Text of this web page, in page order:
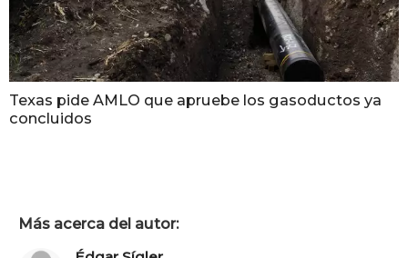
Texas pide AMLO que apruebe los gasoductos ya
concluidos
Más acerca del autor: